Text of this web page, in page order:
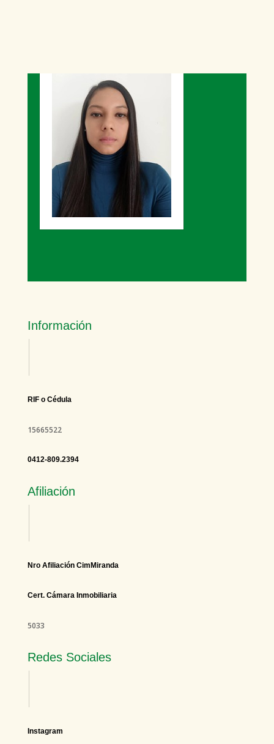
Información
RIF o Cédula
15665522
0412-809.2394
Afiliación
Nro Afiliación CimMiranda
Cert. Cámara Inmobiliaria
5033
Redes Sociales
Instagram